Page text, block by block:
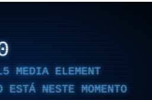
MEDIA ELEMENT
ESTÁ NESTE MOMENTO